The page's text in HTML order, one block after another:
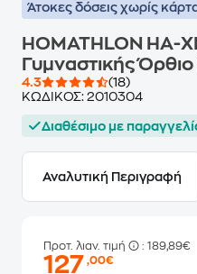
Άτοκες δόσεις χωρίς
HOMATHLON HA-
Γυμναστικής
4.3
(18)
ΚΩΔΙΚΟΣ: 2010304
Διαθέσιμο με
Αναλυτική Περιγραφή
Προτ. λιαν. τιμή : 189,89€
127,00€